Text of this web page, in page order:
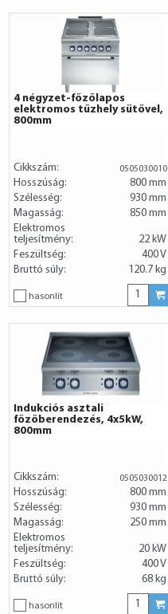
4 négyzet-főzőlapos
elektromos tűzhely sütővel,
800mm
Cikkszám: 0505030010
Hosszúság:
800 mm
Szélesség:
930 mm
Magasság:
850 mm
Elektromos
teljesítmény:
22 kW
Feszültség:
400 V
Bruttó súly:
120.7 kg
hasonlít
Indukciós asztali
főzőberendezés, 4x5kW,
800mm
Cikkszám: 0505030012
Hosszúság:
800 mm
Szélesség:
930 mm
Magasság:
250 mm
Elektromos
teljesítmény:
20 kW
Feszültség:
400 V
Bruttó súly:
68 kg
hasonlít